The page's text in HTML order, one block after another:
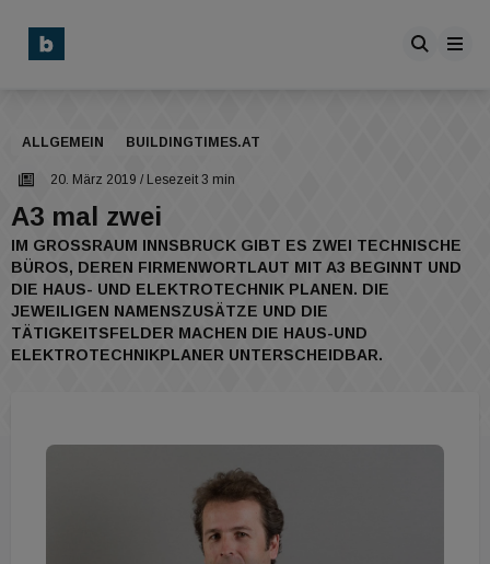
ALLGEMEIN BUILDINGTIMES.AT
20. März 2019 / Lesezeit 3 min
A3 mal zwei
IM GROSSRAUM INNSBRUCK GIBT ES ZWEI TECHNISCHE B
ÜROS, DEREN FIRMENWORTLAUT MIT A3 BEGINNT UND D
IE HAUS- UND ELEKTROTECHNIK PLANEN. DIE J
EWEILIGEN NAMENSZUSÄTZE UND DIE T
ÄTIGKEITSFELDER MACHEN DIE HAUS-UND E
LEKTROTECHNIKPLANER UNTERSCHEIDBAR.